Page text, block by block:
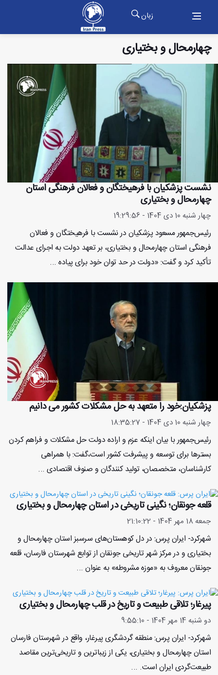
زبان
چهارمحال و بختیاری
نشست پزشکیان با فرهیختگان و فعالان فرهنگی استان
چهارمحال و بختیاری
چهار شنبه 10 دی 1404 - 19:29:56
رئیس‌جمهور مسعود پزشکیان در نشست با فرهیختگان و فعالان
فرهنگی استان چهارمحال و بختیاری، بر تعهد دولت به اجرای عدالت
تأکید کرد و گفت: «دولت در حد توان خود برای پیاده ...
پزشکیان:خود را متعهد به حل مشکلات کشور می دانیم
چهار شنبه 10 دی 1404 - 18:35:27
رئیس‌جمهور با بیان اینکه عزم و اراده دولت حل مشکلات و فراهم کردن
بسترها برای توسعه و پیشرفت کشور است،گفت: با همراهی
کارشناسان، متخصصان، تولید کنندگان و صنوف اقتصادی ...
قلعه جونقان؛ نگینی تاریخی در استان چهارمحال و بختیاری
جمعه 18 مهر 1404 - 21:10:22
شهرکرد- ایران پرس: در دل کوهستان‌های سرسبز استان چهارمحال و
بختیاری و در مرکز شهر تاریخی جونقان از توابع شهرستان فارسان، قلعه
جونقان معروف به «موزه مشروطه» به عنوان ...
پیرغار؛ تلاقی طبیعت و تاریخ در قلب چهارمحال و بختیاری
دو شنبه 14 مهر 1404 - 9:55:10
شهرکرد- ایران پرس: منطقه گردشگری پیرغار، واقع در شهرستان فارسان
استان چهارمحال و بختیاری، یکی از زیباترین و تاریخی‌ترین مقاصد
طبیعت‌گردی ایران است. ...